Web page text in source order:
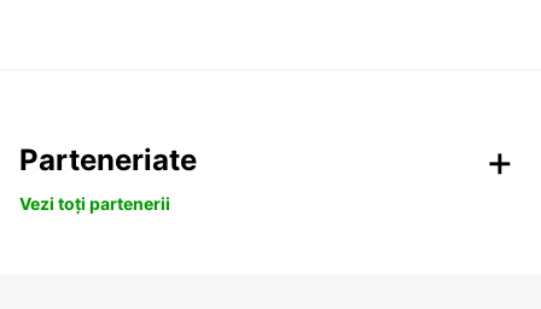
Parteneriate
Vezi toți partenerii